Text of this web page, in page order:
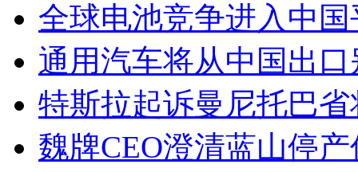
全球电池竞争进入中
通用汽车将从中国出
特斯拉起诉曼尼托巴
魏牌CEO澄清蓝山停